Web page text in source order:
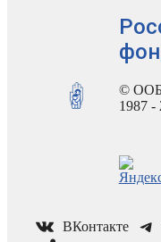
©
1987 -
ВКонтакте